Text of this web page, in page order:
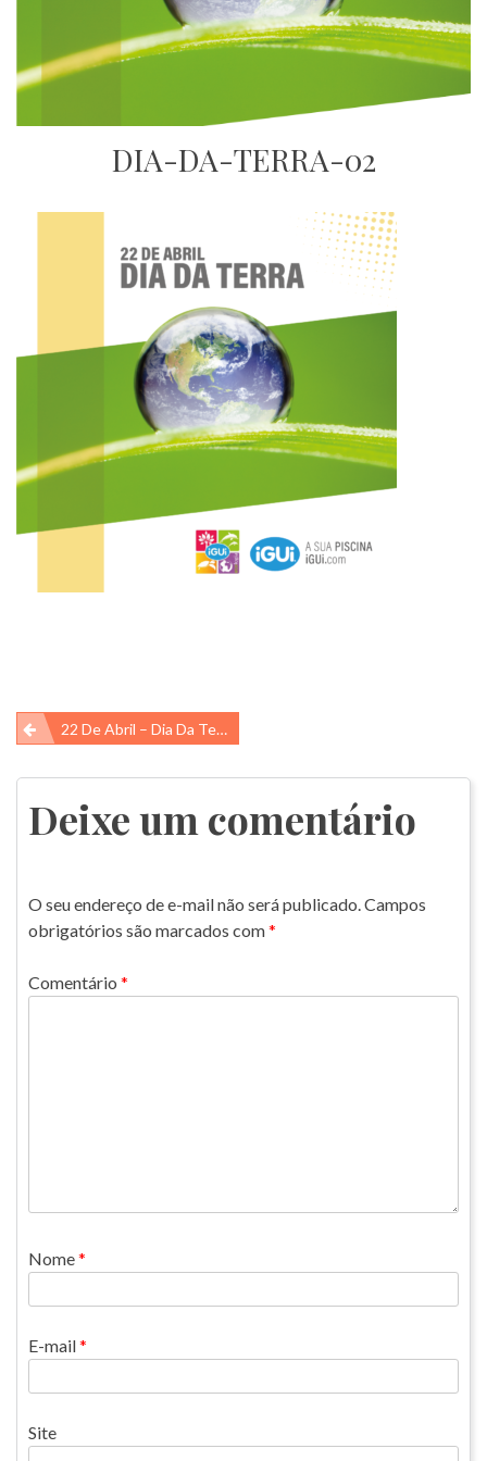
DIA-DA-TERRA-02
Navegação
de
Post
22 De Abril – Dia Da Terra
Deixe um comentário
O seu endereço de e-mail não será publicado.Campos
obrigatórios são marcados com*
Comentário *
Nome*
E-mail*
Site